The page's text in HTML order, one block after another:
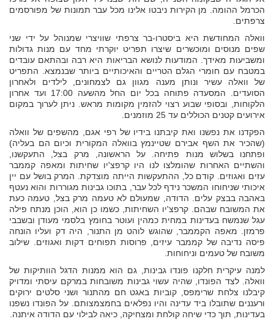
הכרמל ההומה. מן הקירות ניבטו אלינו מכל עבר תמונות של מפורסמים
צרפתים.
וואלה המחודשת היא ביסטרו-בר צרפתי שוויצרי שמנוהל על ידי שני
שפים מנוסים ומוכשרים שיצרו תפריט יוקרתי מחד עם מנות גדולות
ומשביעות מאידך. המודעות לנושא הבריאות היא רבה ובהתאם עובדים
במטבח עם חומרי הגלם הטריים והאיכותיים ביותר שבנמצא. התפריט
של וואלה עשיר ונותן מענה מגוון גם לצמחונים, לילדים ולאחרון
הסועדים. המסעדה פתוחה בכל יום החל מהשעה 17:00 ועד אחרון
הלקוחות, ובסופי שבוע רצוי להזמין מקומות מראש. ניתן לערוך במקום
אירועים קטנים הכוללים עד 25 מוזמנים.
הפקדנו את נפשנו ואת קיבתנו בידיו של רפי אגם, מהשפים של וואלה
(שהכיר את השף אבירם שטיינמץ בוואלה המקורית וכיום הם בעליה)
ופתחנו בשלוש מנות פתיחה. על הראשונה, מרק בצל, התעקשנו,
והשתיים האחרות שהומלצו לנו היו קרפצ'יו שחיתות ומאפה קממבר
עזים ואגוזים. קודם כל, ההתעקשות הייתה מוצדקת. המרק בושל עם יין
איכותי שניחוחו המשכר נידף לכל עבר, בתוכו גבינות מגוררות והוא נעטף
באהבה בבצק עלים. הדודה, שמעולם לא טעמה מרק בצל, טעמה כעת
את המשובח שבהם. קרפצ'יו השחיתות, כשמו כן הוא, הוכן מנתח פילה
עגל שנמשח בעדינות במחית כמהין ועוטר בחומץ בלסמי מעודן ובשבבי
פרמזן. מאפה הקממבר, שהוגש לוהט מן התנור, היה דק ועליו הונחה
פיסה נדיבה של קממבר עיזים, פרוסות תפוחים דקות ואגוזים. שילוב
משובח של טעמים וניחוחות.
למנה עיקרית חלקנו פונדו גבינות, גם הוא ממנות הדגל הוותיקות של
וואלה. לצד הפונדו, שהיה עשוי גבינות משובחות במרקם עיסתי ומדויק
קיבלנו צלחת שרימפס, קוביות באגט חם מהתנור ושני סלטים ירוקים
ורעננים שתובלו ביד עדינה והיו נפלאים בחמצמצותם. על הפונדו נשפנו
בעדינות, תוך כדי שיחה קולחת ומצחיקה, כיאה לבילוי עם הדודה איתנה.